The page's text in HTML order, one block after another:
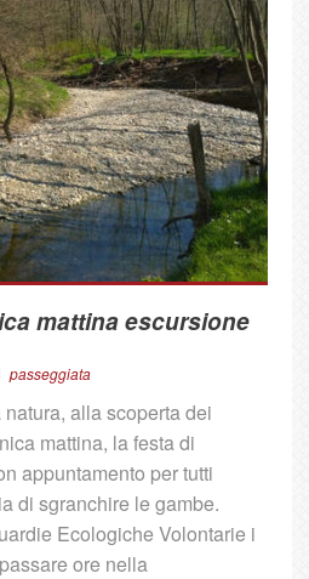
mattina escursione
passeggiata
alla scoperta dei
mattina, la festa di
appuntamento per tutti
di sgranchire le gambe.
Ecologiche Volontarie i
ore nella